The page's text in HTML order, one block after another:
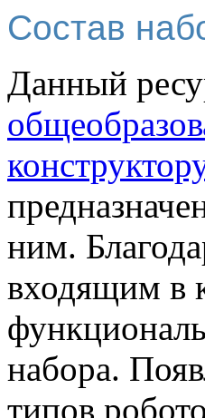
Состав
Данный
ним.
входящим в
набора.
типов